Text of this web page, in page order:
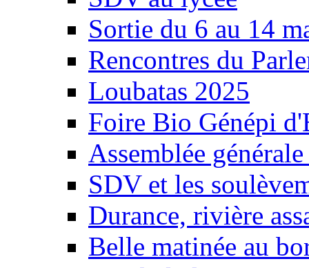
Sortie du 6 au 14
Rencontres du
Loubatas 2025
Foire Bio Génépi
Assemblée
SDV et les
Durance, rivière
Belle matinée au